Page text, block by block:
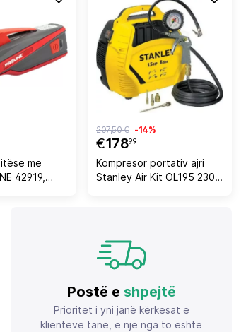
me
42919,
€17899
207,50 € -14%
Kompresor portativ ajri
Stanley Air Kit OL195 230V
Postë e shpejtë
Prioritet i yni janë kërkesat e
klientëve tanë, e një nga to është